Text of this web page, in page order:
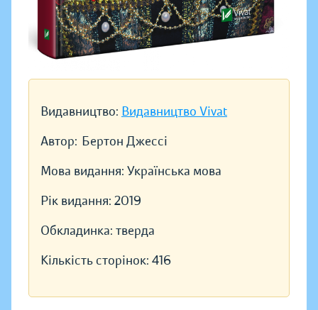
Видавництво: Видавництво Vivat
Автор: Бертон Джессі
Мова видання: Українська мова
Рік видання: 2019
Обкладинка: тверда
Кількість сторінок: 416